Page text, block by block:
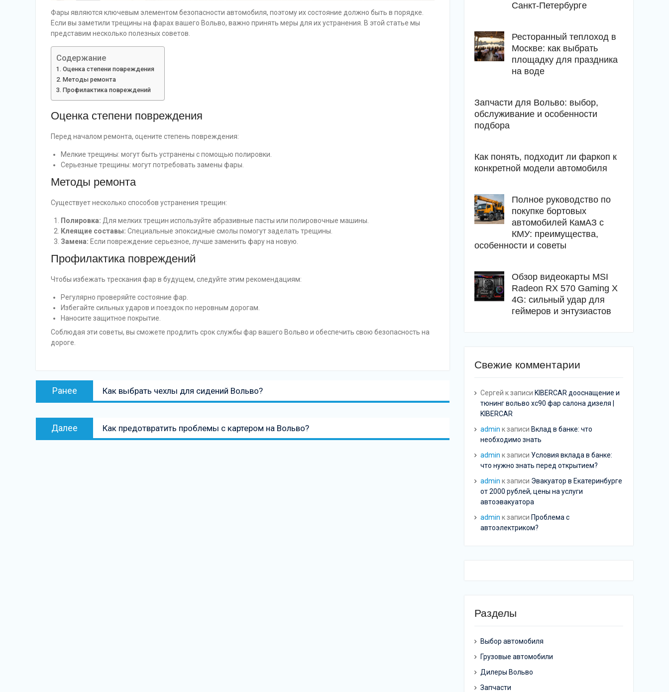
Фары являются ключевым элементом безопасности автомобиля, поэтому их состояние должно быть в порядке.
Если вы заметили трещины на фарах вашего Вольво, важно принять меры для их устранения. В этой статье мы
представим несколько полезных советов.
Содержание
Оценка степени повреждения
Методы ремонта
Профилактика повреждений
Оценка степени повреждения
Перед началом ремонта, оцените степень повреждения:
Мелкие трещины: могут быть устранены с помощью полировки.
Серьезные трещины: могут потребовать замены фары.
Методы ремонта
Существует несколько способов устранения трещин:
Полировка: Для мелких трещин используйте абразивные пасты или полировочные машины.
Клеящие составы: Специальные эпоксидные смолы помогут заделать трещины.
Замена: Если повреждение серьезное, лучше заменить фару на новую.
Профилактика повреждений
Чтобы избежать трескания фар в будущем, следуйте этим рекомендациям:
Регулярно проверяйте состояние фар.
Избегайте сильных ударов и поездок по неровным дорогам.
Наносите защитное покрытие.
Соблюдая эти советы, вы сможете продлить срок службы фар вашего Вольво и обеспечить свою безопасность на
дороге.
Навигация
Ранее
Предыдущая
Как выбрать чехлы для сидений Вольво?
Далее
Следующая
запись
Как предотвратить проблемы с картером на Вольво?
Санкт-Петербурге
Ресторанный теплоход в
Москве: как выбрать
площадку для праздника
на воде
Запчасти для Вольво: выбор,
обслуживание и особенности
подбора
Как понять, подходит ли фаркоп к
конкретной модели автомобиля
Полное руководство по
покупке бортовых
автомобилей КамАЗ с
КМУ: преимущества,
особенности и советы
Обзор видеокарты MSI
Radeon RX 570 Gaming X
4G: сильный удар для
геймеров и энтузиастов
Свежие комментарии
Сергей к записи KIBERCAR дооснащение и
тюнинг вольво хс90 фар салона дизеля |
KIBERCAR
admin к записи Вклад в банке: что
необходимо знать
admin к записи Условия вклада в банке:
что нужно знать перед открытием?
admin к записи Эвакуатор в Екатеринбурге
от 2000 рублей, цены на услуги
автоэвакуатора
admin к записи Проблема с
автоэлектриком?
Разделы
Выбор автомобиля
Грузовые автомобили
Дилеры Вольво
Запчасти